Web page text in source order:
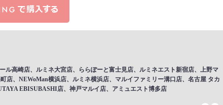
ル高崎店、ルミネ大宮店、ららぽーと富士見店、ルミネエスト新宿店、上野マ
店、NEWoMan横浜店、ルミネ横浜店、マルイファミリー溝口店、名古屋 タカ
EBISUBASHI店、神戸マルイ店、アミュエスト博多店